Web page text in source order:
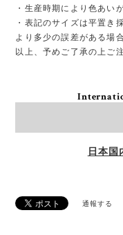
・生産時期により色あい
・表記のサイズは平置き
より多少の誤差がある場
以上、予めご了承の上ご
日本国
通報する